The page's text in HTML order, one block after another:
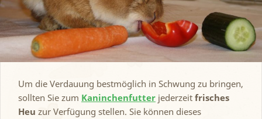
Um die Verdauung bestmöglich in Schwung zu bringen,
sollten Sie zum Kaninchenfutter jederzeit frisches
Heu zur Verfügung stellen. Sie können dieses